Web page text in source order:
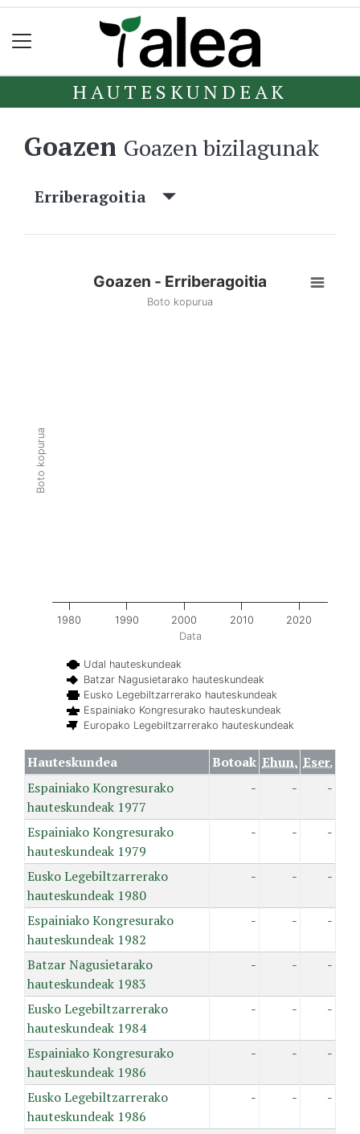
HAUTESKUNDEAK
Goazen Goazen bizilagunak
Erriberagoitia
Data
Boto kopurua
Goazen - Erriberagoitia
Boto kopurua
Udal hauteskundeak
Batzar Nagusietarako hauteskundeak
Eusko Legebiltzarrerako hauteskundeak
Espainiako Kongresurako hauteskundeak
Europako Legebiltzarrerako hauteskundeak
1980 1990 2000 2010 2020
Hauteskundea Botoak Ehun. Eser.
Espainiako Kongresurako
hauteskundeak 1977
- - -
Espainiako Kongresurako
hauteskundeak 1979
- - -
Eusko Legebiltzarrerako
hauteskundeak 1980
- - -
Espainiako Kongresurako
hauteskundeak 1982
- - -
Batzar Nagusietarako
hauteskundeak 1983
- - -
Eusko Legebiltzarrerako
hauteskundeak 1984
- - -
Espainiako Kongresurako
hauteskundeak 1986
- - -
Eusko Legebiltzarrerako
hauteskundeak 1986
- - -